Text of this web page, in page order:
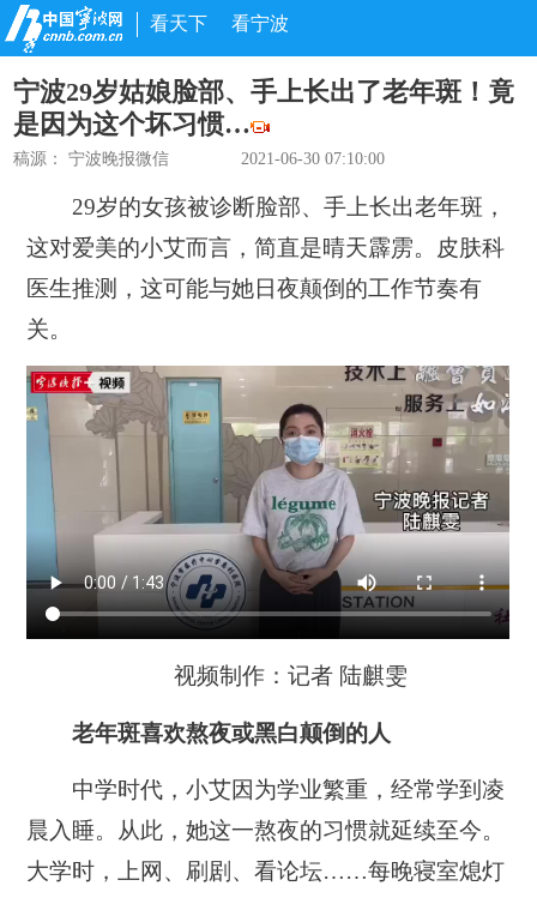
看天下 看宁波
宁波29岁姑娘脸部、手上长出了老年斑！竟
是因为这个坏习惯…
稿源：宁波晚报微信 2021-06-30 07:10:00
29岁的女孩被诊断脸部、手上长出老年斑，
这对爱美的小艾而言，简直是晴天霹雳。皮肤科
医生推测，这可能与她日夜颠倒的工作节奏有
关。
视频制作：记者 陆麒雯
老年斑喜欢熬夜或黑白颠倒的人
中学时代，小艾因为学业繁重，经常学到凌
晨入睡。从此，她这一熬夜的习惯就延续至今。
大学时，上网、刷剧、看论坛……每晚寝室熄灯